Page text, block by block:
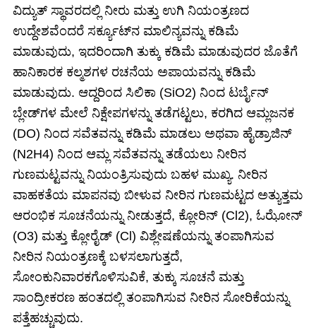
ವಿದ್ಯುತ್ ಸ್ಥಾವರದಲ್ಲಿ ನೀರು ಮತ್ತು ಉಗಿ ನಿಯಂತ್ರಣದ
ಉದ್ದೇಶವೆಂದರೆ ಸರ್ಕ್ಯೂಟ್‌ನ ಮಾಲಿನ್ಯವನ್ನು ಕಡಿಮೆ
ಮಾಡುವುದು, ಇದರಿಂದಾಗಿ ತುಕ್ಕು ಕಡಿಮೆ ಮಾಡುವುದರ ಜೊತೆಗೆ
ಹಾನಿಕಾರಕ ಕಲ್ಮಶಗಳ ರಚನೆಯ ಅಪಾಯವನ್ನು ಕಡಿಮೆ
ಮಾಡುವುದು. ಆದ್ದರಿಂದ ಸಿಲಿಕಾ (SiO2) ನಿಂದ ಟರ್ಬೈನ್
ಬ್ಲೇಡ್‌ಗಳ ಮೇಲೆ ನಿಕ್ಷೇಪಗಳನ್ನು ತಡೆಗಟ್ಟಲು, ಕರಗಿದ ಆಮ್ಲಜನಕ
(DO) ನಿಂದ ಸವೆತವನ್ನು ಕಡಿಮೆ ಮಾಡಲು ಅಥವಾ ಹೈಡ್ರಾಜಿನ್
(N2H4) ನಿಂದ ಆಮ್ಲ ಸವೆತವನ್ನು ತಡೆಯಲು ನೀರಿನ
ಗುಣಮಟ್ಟವನ್ನು ನಿಯಂತ್ರಿಸುವುದು ಬಹಳ ಮುಖ್ಯ. ನೀರಿನ
ವಾಹಕತೆಯ ಮಾಪನವು ಬೀಳುವ ನೀರಿನ ಗುಣಮಟ್ಟದ ಅತ್ಯುತ್ತಮ
ಆರಂಭಿಕ ಸೂಚನೆಯನ್ನು ನೀಡುತ್ತದೆ, ಕ್ಲೋರಿನ್ (Cl2), ಓಝೋನ್
(O3) ಮತ್ತು ಕ್ಲೋರೈಡ್ (Cl) ವಿಶ್ಲೇಷಣೆಯನ್ನು ತಂಪಾಗಿಸುವ
ನೀರಿನ ನಿಯಂತ್ರಣಕ್ಕೆ ಬಳಸಲಾಗುತ್ತದೆ,
ಸೋಂಕುನಿವಾರಕಗೊಳಿಸುವಿಕೆ, ತುಕ್ಕು ಸೂಚನೆ ಮತ್ತು
ಸಾಂದ್ರೀಕರಣ ಹಂತದಲ್ಲಿ ತಂಪಾಗಿಸುವ ನೀರಿನ ಸೋರಿಕೆಯನ್ನು
ಪತ್ತೆಹಚ್ಚುವುದು.